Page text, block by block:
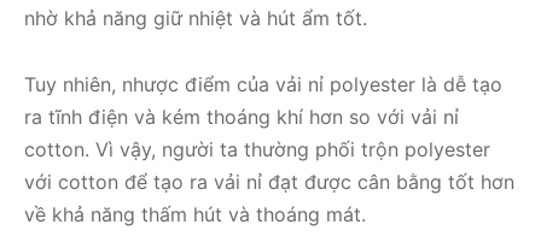
nhờ khả năng giữ nhiệt và hút ẩm tốt.
Tuy nhiên, nhược điểm của vải nỉ polyester là dễ tạo
ra tĩnh điện và kém thoáng khí hơn so với vải nỉ
cotton. Vì vậy, người ta thường phối trộn polyester
với cotton để tạo ra vải nỉ đạt được cân bằng tốt hơn
về khả năng thấm hút và thoáng mát.